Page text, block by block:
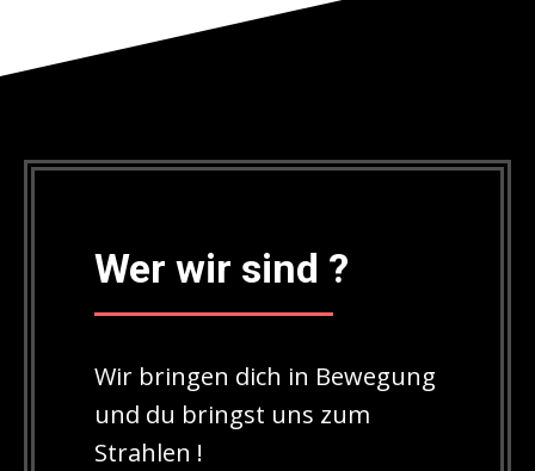
Wer wir sind ?
Wir bringen dich in Bewegung
und du bringst uns zum
Strahlen !